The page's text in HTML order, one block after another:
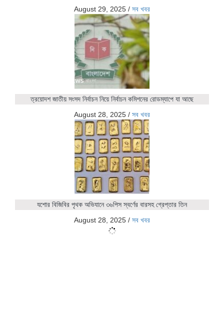
August 29, 2025 / সব খবর
ত্রয়োদশ জাতীয় সংসদ নির্বাচন নিয়ে নির্বাচন কমিশনের রোডম্যাপে যা আছে
August 28, 2025 / সব খবর
যশোর বিজিবির পৃথক অভিযানে ৩৬পিস স্বর্ণের বারসহ গ্রেপ্তার তিন
August 28, 2025 / সব খবর